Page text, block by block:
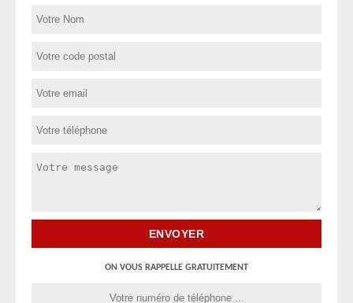
ON VOUS RAPPELLE GRATUITEMENT